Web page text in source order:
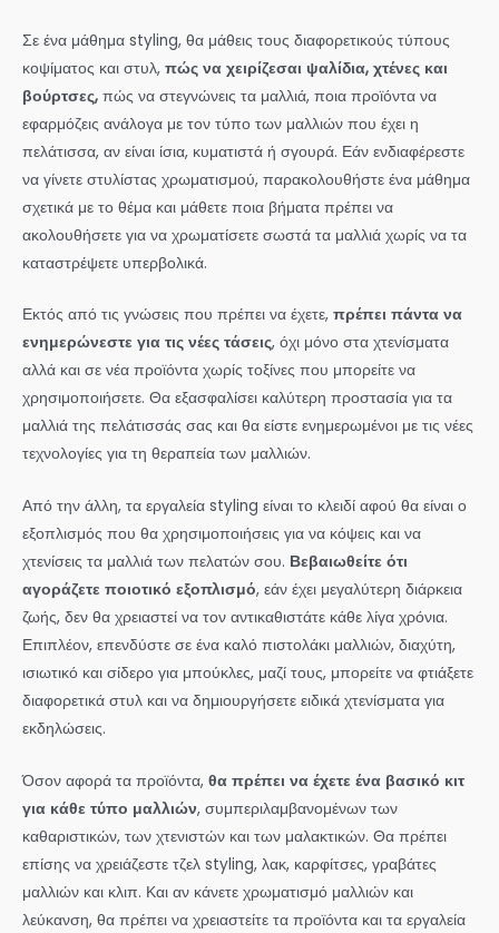
Σε ένα μάθημα styling, θα μάθεις τους διαφορετικούς τύπους
κοψίματος και στυλ, πώς να χειρίζεσαι ψαλίδια, χτένες και
βούρτσες, πώς να στεγνώνεις τα μαλλιά, ποια προϊόντα να
εφαρμόζεις ανάλογα με τον τύπο των μαλλιών που έχει η
πελάτισσα, αν είναι ίσια, κυματιστά ή σγουρά. Εάν ενδιαφέρεστε
να γίνετε στυλίστας χρωματισμού, παρακολουθήστε ένα μάθημα
σχετικά με το θέμα και μάθετε ποια βήματα πρέπει να
ακολουθήσετε για να χρωματίσετε σωστά τα μαλλιά χωρίς να τα
καταστρέψετε υπερβολικά.
Εκτός από τις γνώσεις που πρέπει να έχετε, πρέπει πάντα να
ενημερώνεστε για τις νέες τάσεις, όχι μόνο στα χτενίσματα
αλλά και σε νέα προϊόντα χωρίς τοξίνες που μπορείτε να
χρησιμοποιήσετε. Θα εξασφαλίσει καλύτερη προστασία για τα
μαλλιά της πελάτισσάς σας και θα είστε ενημερωμένοι με τις νέες
τεχνολογίες για τη θεραπεία των μαλλιών.
Από την άλλη, τα εργαλεία styling είναι το κλειδί αφού θα είναι ο
εξοπλισμός που θα χρησιμοποιήσεις για να κόψεις και να
χτενίσεις τα μαλλιά των πελατών σου. Βεβαιωθείτε ότι
αγοράζετε ποιοτικό εξοπλισμό, εάν έχει μεγαλύτερη διάρκεια
ζωής, δεν θα χρειαστεί να τον αντικαθιστάτε κάθε λίγα χρόνια.
Επιπλέον, επενδύστε σε ένα καλό πιστολάκι μαλλιών, διαχύτη,
ισιωτικό και σίδερο για μπούκλες, μαζί τους, μπορείτε να φτιάξετε
διαφορετικά στυλ και να δημιουργήσετε ειδικά χτενίσματα για
εκδηλώσεις.
Όσον αφορά τα προϊόντα, θα πρέπει να έχετε ένα βασικό κιτ
για κάθε τύπο μαλλιών, συμπεριλαμβανομένων των
καθαριστικών, των χτενιστών και των μαλακτικών. Θα πρέπει
επίσης να χρειάζεστε τζελ styling, λακ, καρφίτσες, γραβάτες
μαλλιών και κλιπ. Και αν κάνετε χρωματισμό μαλλιών και
λεύκανση, θα πρέπει να χρειαστείτε τα προϊόντα και τα εργαλεία